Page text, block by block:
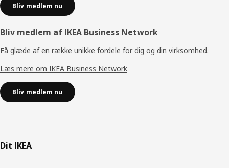
Bliv medlem nu
Bliv medlem af IKEA Business Network
Få glæde af en række unikke fordele for dig og din virksomhed.
Læs mere om IKEA Business Network
Bliv medlem nu
Dit IKEA